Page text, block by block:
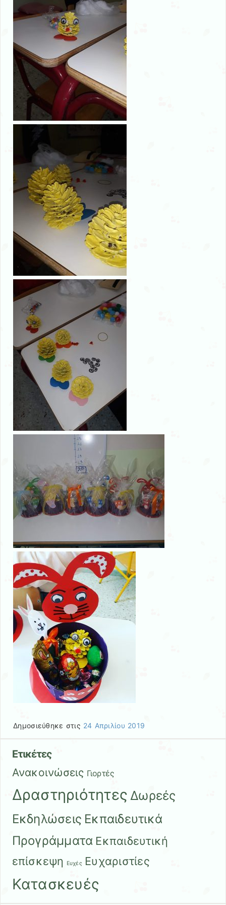
Δημοσιεύθηκε στις 24 Απριλίου 2019
Ετικέτες
Ανακοινώσεις Γιορτές
Δραστηριότητες Δωρεές
Εκδηλώσεις Εκπαιδευτικά
Προγράμματα Εκπαιδευτική
επίσκεψη
Ευχές Ευχαριστίες
Κατασκευές